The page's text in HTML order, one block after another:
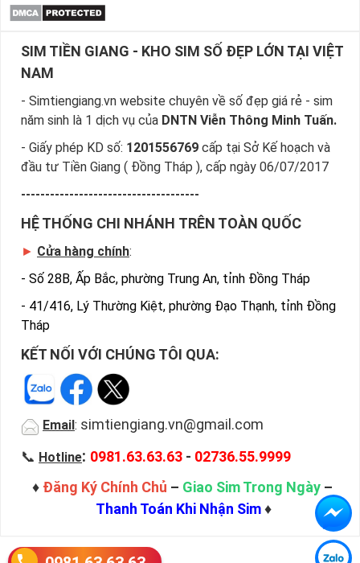
SIM TIỀN GIANG - KHO SIM SỐ ĐẸP LỚN TẠI VIỆT
NAM
- Simtiengiang.vn website chuyên về số đẹp giá rẻ - sim
năm sinh là 1 dịch vụ của DNTN Viễn Thông Minh Tuấn.
- Giấy phép KD số: 1201556769 cấp tại Sở Kế hoạch và
đầu tư Tiền Giang ( Đồng Tháp ), cấp ngày 06/07/2017
-------------------------------------
HỆ THỐNG CHI NHÁNH TRÊN TOÀN QUỐC
► Cửa hàng chính:
- Số 28B, Ấp Bắc, phường Trung An, tỉnh Đồng Tháp
- 41/416, Lý Thường Kiệt, phường Đạo Thạnh, tỉnh Đồng
Tháp
KẾT NỐI VỚI CHÚNG TÔI QUA:
Email : simtiengiang.vn@gmail.com
📞 Hotline: 0981.63.63.63 - 02736.55.9999
♦ Đăng Ký Chính Chủ – Giao Sim Trong Ngày –
Thanh Toán Khi Nhận Sim♦